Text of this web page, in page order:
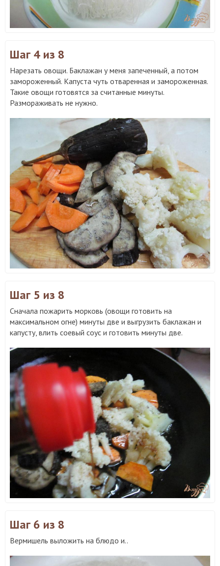
Шаг 4 из 8
Нарезать овощи. Баклажан у меня запеченный, а потом
замороженный. Капуста чуть отваренная и замороженная.
Такие овощи готовятся за считанные минуты.
Размораживать не нужно.
Шаг 5 из 8
Сначала пожарить морковь (овощи готовить на
максимальном огне) минуты две и выгрузить баклажан и
капусту, влить соевый соус и готовить минуты две.
Шаг 6 из 8
Вермишель выложить на блюдо и..